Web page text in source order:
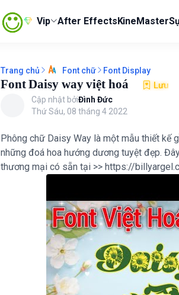
Vip After EffectsKineMaster
Trang chủ Font chữ Font Display
Font Daisy way việt hoá Lưu
Cập nhật bởiĐình Đức
Thứ Sáu, 08 tháng 4 2022
Phông chữ Daisy Way là một mẫu thiết kế
những đoá hoa hướng dương tuyệt đẹp.
thương mại có sẵn tại >> https://(Ủng hộ